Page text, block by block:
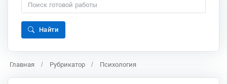
Найти
Главная Рубрикатор Психология